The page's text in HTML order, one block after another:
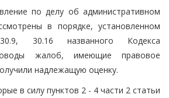
по делу об административном
в порядке, установленном
30.16 названного Кодекса
жалоб, имеющие правовое
надлежащую оценку.
в силу пунктов 2 - 4 части 2 статьи